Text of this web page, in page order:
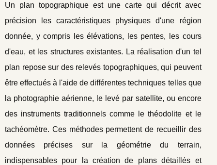
Un plan topographique est une carte qui décrit avec
précision les caractéristiques physiques d'une région
donnée, y compris les élévations, les pentes, les cours
d'eau, et les structures existantes. La réalisation d'un tel
plan repose sur des relevés topographiques, qui peuvent
être effectués à l'aide de différentes techniques telles que
la photographie aérienne, le levé par satellite, ou encore
des instruments traditionnels comme le théodolite et le
tachéomètre. Ces méthodes permettent de recueillir des
données précises sur la géométrie du terrain,
indispensables pour la création de plans détaillés et